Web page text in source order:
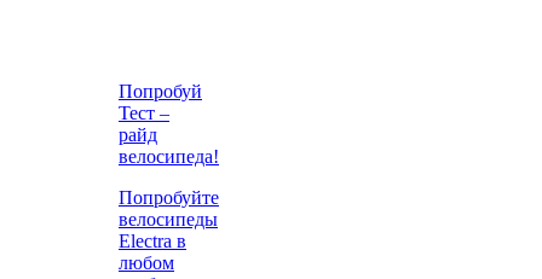
Попробуй
Тест –
райд
велосипеда!
Попробуйте
велосипеды
Electra в
любом